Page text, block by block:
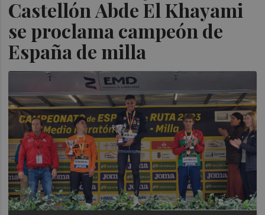
Castellón Abde El Khayami
se proclama campeón de
España de milla